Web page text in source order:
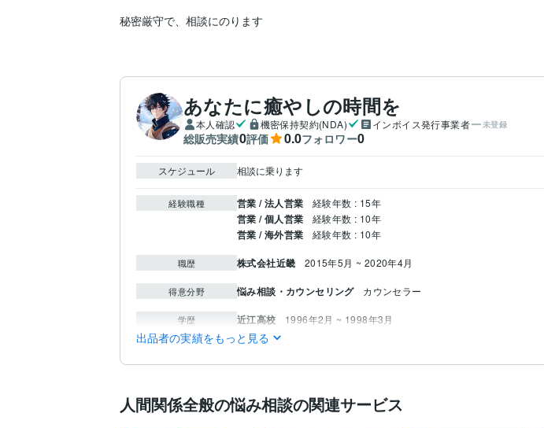
秘密厳守で、相談にのります
あなたに癒やしの時間を
本人確認 機密保持契約(NDA) インボイス発行事業者 未登録
総販売実績0評価 0.0フォロワー0
スケジュール 相談に乗ります
経験職種 営業 / 法人営業 経験年数 : 15年
営業 / 個人営業 経験年数 : 10年
営業 / 海外営業 経験年数 : 10年
職歴 株式会社近畿 2015年5月 ~ 2020年4月
得意分野 悩み相談・カウンセリング カウンセラー
学歴 近江高校 1996年2月 ~ 1998年3月
語学力 英語 日常会話レベル
出品者の実績をもっと見る
人間関係全般の悩み相談の関連サービス